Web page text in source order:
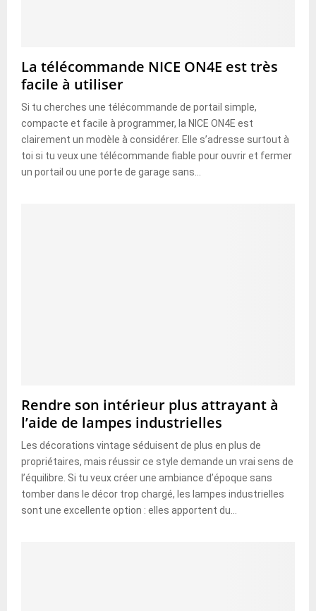
La télécommande NICE ON4E est très
facile à utiliser
Si tu cherches une télécommande de portail simple,
compacte et facile à programmer, la NICE ON4E est
clairement un modèle à considérer. Elle s’adresse surtout à
toi si tu veux une télécommande fiable pour ouvrir et fermer
un portail ou une porte de garage sans...
Rendre son intérieur plus attrayant à
l’aide de lampes industrielles
Les décorations vintage séduisent de plus en plus de
propriétaires, mais réussir ce style demande un vrai sens de
l’équilibre. Si tu veux créer une ambiance d’époque sans
tomber dans le décor trop chargé, les lampes industrielles
sont une excellente option : elles apportent du...